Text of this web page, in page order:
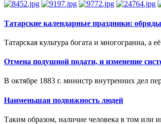
Татарские календарные праздники:
Татарская культура богата и многогранна, а
Отмена подушной подати, и изменение
В октябре 1883 г. министр внутренних дел
Наименьшая подвижность людей
Таким образом, наличие человека в том или